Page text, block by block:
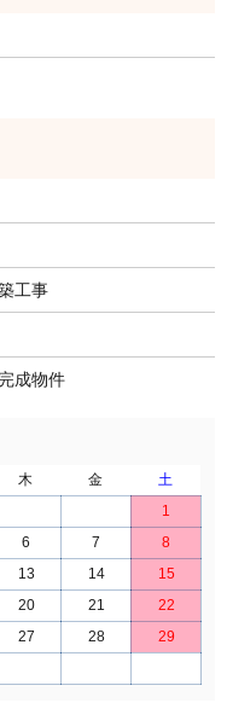
工事
成物件
木 金
土
1
6 7
8
13 14
15
20 21
22
27 28
29